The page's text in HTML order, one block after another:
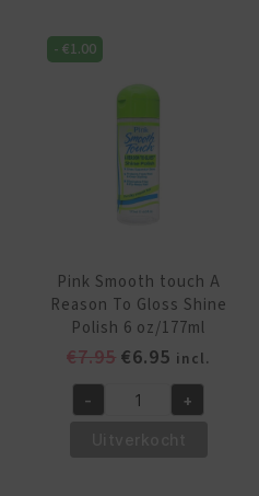
Kit
No-
aantal
-€1.00
Pink Smooth touch A
Reason To Gloss Shine
Polish 6 oz/177ml
€7.95 Oorspronkelijke
was:
€6.95 Huidige
prijs
is:
incl.
Pink
- +